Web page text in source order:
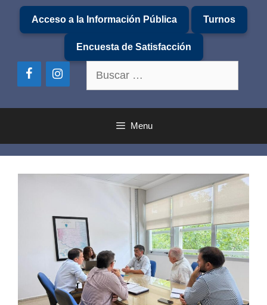
Saltar
contenido
Acceso a la Información Pública Turnos
Encuesta de Satisfacción
Menu